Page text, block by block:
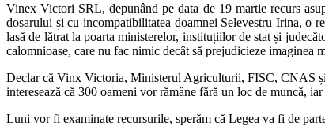
Vinex Victori SRL, depunând pe data de 19 martie recurs
dosarului și cu incompatibilitatea doamnei Selevestru Irina, o
lasă de lătrat la poarta ministerelor, instituțiilor de stat și
calomnioase, care nu fac nimic decât să prejudicieze
Declar că Vinx Victoria, Ministerul Agriculturii, FISC, CNAS și
interesează că 300 oameni vor rămâne fără un loc de muncă,
Luni vor fi examinate recursurile, sperăm că Legea va fi de